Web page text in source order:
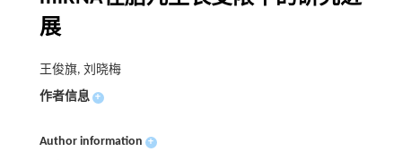
展
王俊旗, 刘晓梅
作者信息 +
Author information +